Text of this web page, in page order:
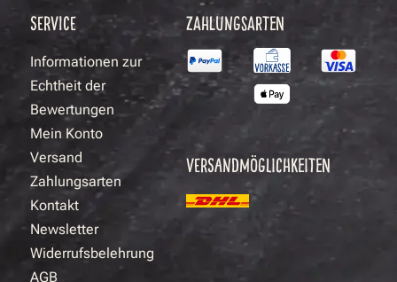
SERVICE
Informationen zur
Echtheit der
Bewertungen
Mein Konto
Versand
Zahlungsarten
Kontakt
Newsletter
Widerrufsbelehrung
AGB
ZAHLUNGSARTEN
VERSANDMÖGLICHKEITEN